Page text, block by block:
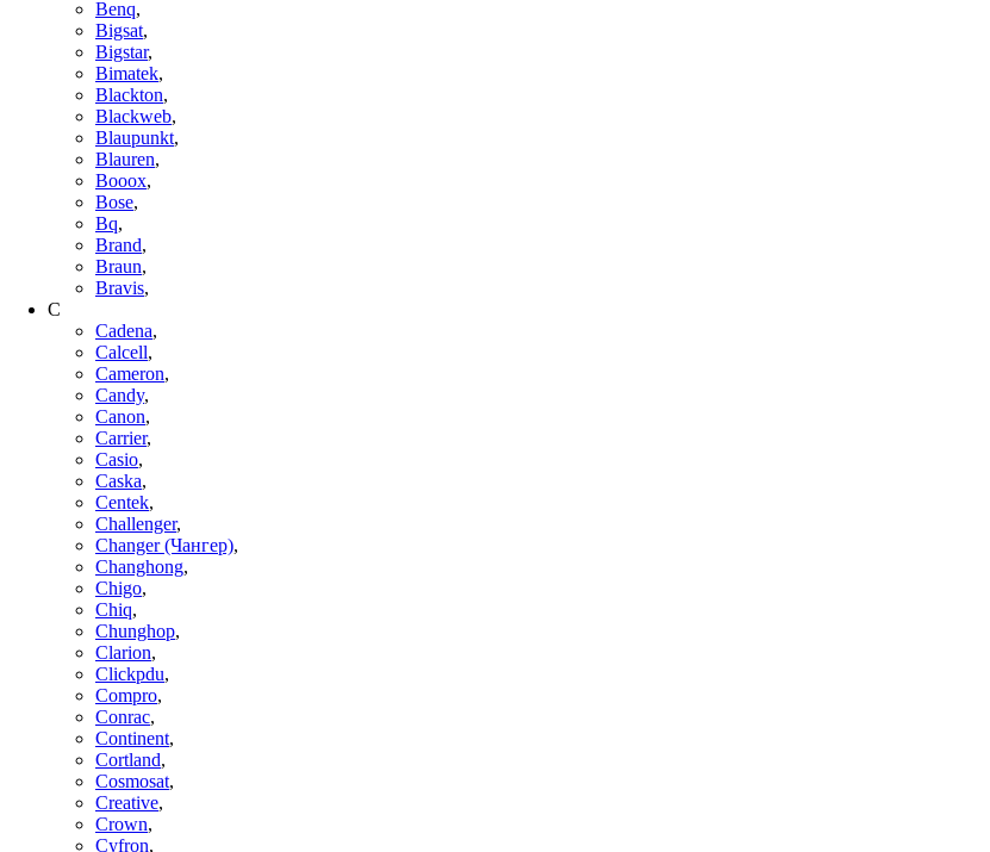
Benq,
Bigsat,
Bigstar,
Bimatek,
Blackton,
Blackweb,
Blaupunkt,
Blauren,
Booox,
Bose,
Bq,
Brand,
Braun,
Bravis,
C
Cadena,
Calcell,
Cameron,
Candy,
Canon,
Carrier,
Casio,
Caska,
Centek,
Challenger,
Changer (Чангер),
Changhong,
Chigo,
Chiq,
Chunghop,
Clarion,
Clickpdu,
Compro,
Conrac,
Continent,
Cortland,
Cosmosat,
Creative,
Crown,
Cyfron,